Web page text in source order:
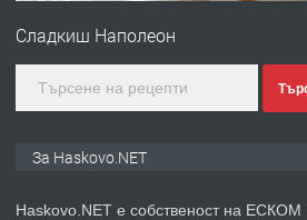
градската
Сладкиш Наполеон
За Haskovo.NET
Haskovo.NET е собственост на